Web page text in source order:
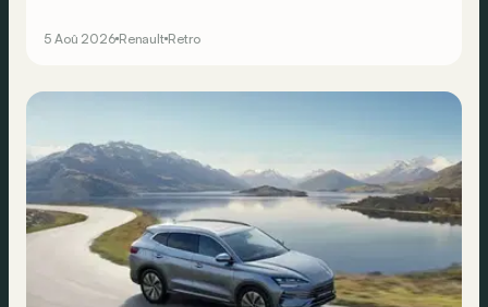
5 Aoû 2026 Renault Retro